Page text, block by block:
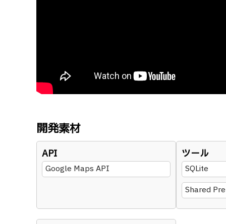
開発素材
API
Google Maps API
ツール
SQLite
Shared